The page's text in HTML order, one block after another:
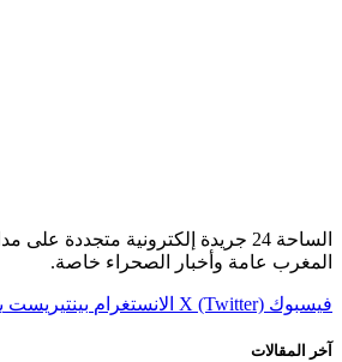
الساحة 24 جريدة إلكترونية متجددة
المغرب عامة وأخبار الصحراء خاصة.
فيسبوك X (Twitter) الانستغرام بينتيريست
آخر المقالات